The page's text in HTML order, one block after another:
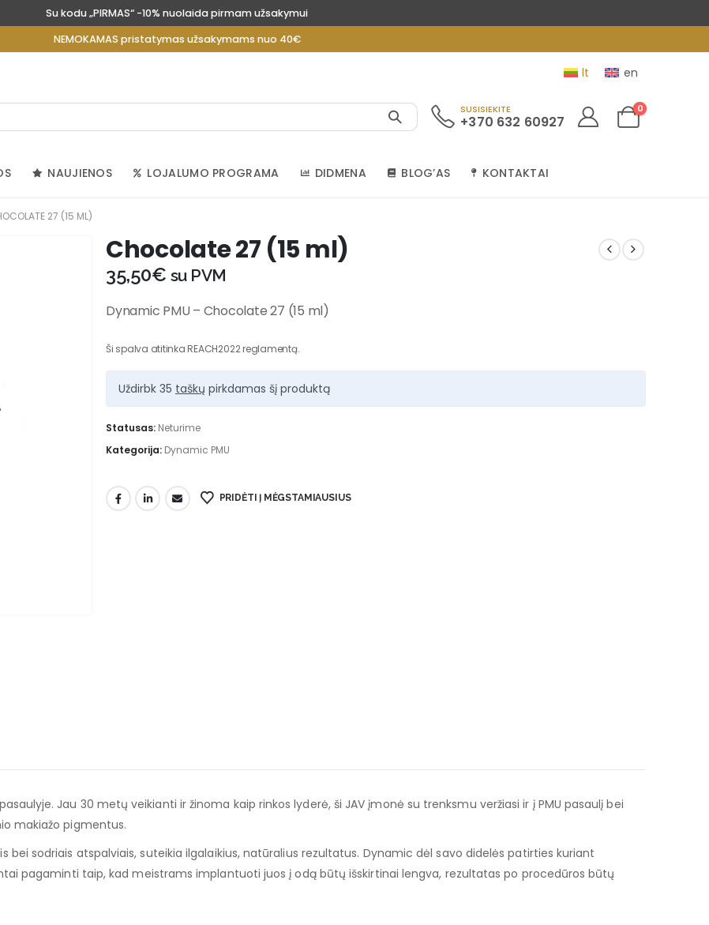
Su kodu „PIRMAS“ -10% nuolaida pirmam užsakymui
NEMOKAMAS pristatymas užsakymams nuo 40€
lt en
SUSISIEKITE
+370 632 60927
0
NAUJIENOS LOJALUMO PROGRAMA DIDMENA BLOG’AS KONTAKTAI
27 (15 ML)
Chocolate 27 (15 ml)
35,50€ su PVM
Dynamic PMU – Chocolate 27 (15 ml)
Ši spalva atitinka REACH2022 reglamentą.
Uždirbk 35 taškų pirkdamas šį produktą
Statusas: Neturime
Kategorija: Dynamic PMU
PRIDĖTI Į MĖGSTAMIAUSIUS
Jau 30 metų veikianti ir žinoma kaip rinkos lyderė, ši JAV įmonė su trenksmu veržiasi ir į PMU pasaulį bei
makiažo pigmentus.
bei sodriais atspalviais, suteikia ilgalaikius, natūralius rezultatus. Dynamic dėl savo didelės patirties kuriant
pagaminti taip, kad meistrams implantuoti juos į odą būtų išskirtinai lengva, rezultatas po procedūros būtų